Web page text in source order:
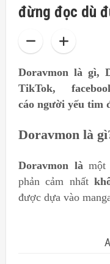
đừng đọc dù
Doravmon là gì,
TikTok,
cáo người yếu tim
Doravmon là
Doravmon là một
phản cảm nhất
được dựa vào